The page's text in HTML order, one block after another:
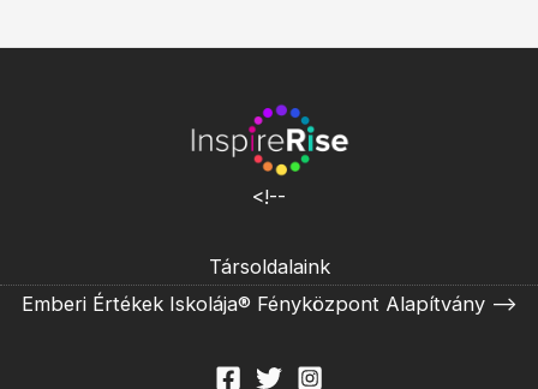
<!--
Társoldalaink
Emberi Értékek Iskolája® Fényközpont Alapítvány-->